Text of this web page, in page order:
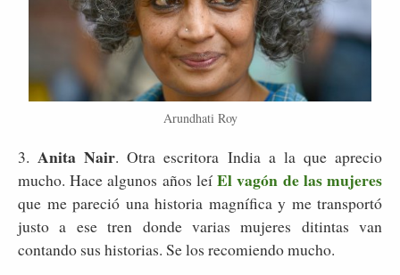
Arundhati Roy
3.Anita Nair. Otra escritora India a la que aprecio
mucho. Hace algunos años leíEl vagón de las mujeres
que me pareció una historia magnífica y me transportó
justo a ese tren donde varias mujeres ditintas van
contando sus historias. Se los recomiendo mucho.